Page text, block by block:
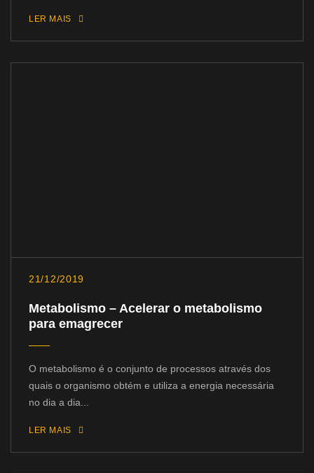
LER MAIS
21/12/2019
Metabolismo – Acelerar o metabolismo
para emagrecer
O metabolismo é o conjunto de processos através dos
quais o organismo obtém e utiliza a energia necessária
no dia a dia...
LER MAIS